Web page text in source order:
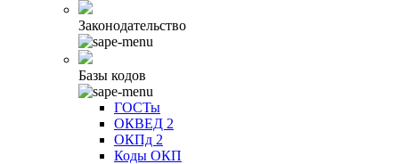
Законодательство
Базы кодов
ГОСТы
ОКВЕД 2
ОКПд 2
Коды ОКП